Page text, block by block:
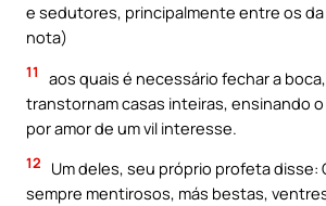
e sedutores, principalmente entre os
nota)
11
aos quais é necessário fechar a
transtornam casas inteiras, ensinando
por amor de um vil interesse.
12
Um deles, seu próprio profeta disse:
sempre mentirosos, más bestas,